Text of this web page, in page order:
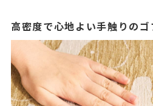
高密度で心地よい手触りのゴ